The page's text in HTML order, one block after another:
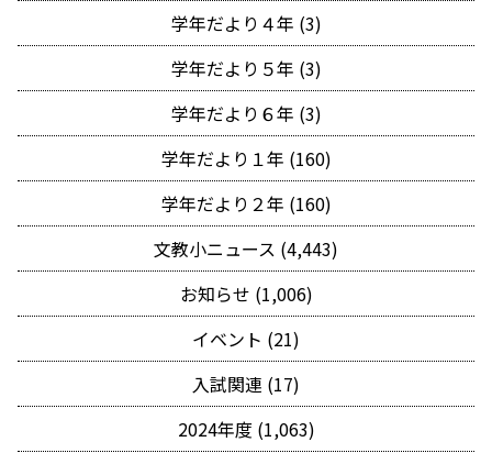
学年だより４年 (3)
学年だより５年 (3)
学年だより６年 (3)
学年だより１年 (160)
学年だより２年 (160)
文教小ニュース (4,443)
お知らせ (1,006)
イベント (21)
入試関連 (17)
2024年度 (1,063)